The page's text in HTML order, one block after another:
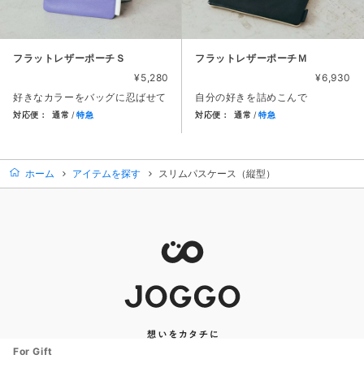
フラットレザーポーチＳ
¥5,280
好きなカラーをバッグに忍ばせて
対応便： 通常 特急
フラットレザーポーチＭ
¥6,930
自分の好きを詰めこんで
対応便： 通常 特急
ホーム アイテムを探す スリムパスケース（縦型）
For Gift